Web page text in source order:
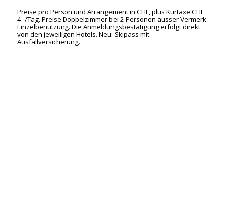
Preise pro Person und Arrangement in CHF, plus Kurtaxe CHF
4.-/Tag. Preise Doppelzimmer bei 2 Personen ausser Vermerk
Einzelbenutzung. Die Anmeldungsbestätigung erfolgt direkt
von den jeweiligen Hotels. Neu: Skipass mit
Ausfallversicherung.